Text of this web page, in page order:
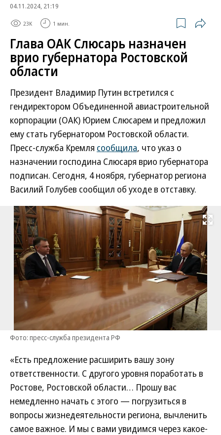
04.11.2024, 21:19
23K 1 мин.
Глава ОАК Слюсарь назначен
врио губернатора Ростовской
области
Президент Владимир Путин встретился с
гендиректором Объединенной авиастроительной
корпорации (ОАК) Юрием Слюсарем и предложил
ему стать губернатором Ростовской области.
Пресс-служба Кремля сообщила, что указ о
назначении господина Слюсаря врио губернатора
подписан. Сегодня, 4 ноября, губернатор региона
Василий Голубев сообщил об уходе в отставку.
Развернуть
Фото: пресс-служба президента РФ
«Есть предложение расширить вашу зону
ответственности. С другого уровня поработать в
Ростове, Ростовской области… Прошу вас
немедленно начать с этого — погрузиться в
вопросы жизнедеятельности региона, вычленить
самое важное. И мы с вами увидимся через какое-